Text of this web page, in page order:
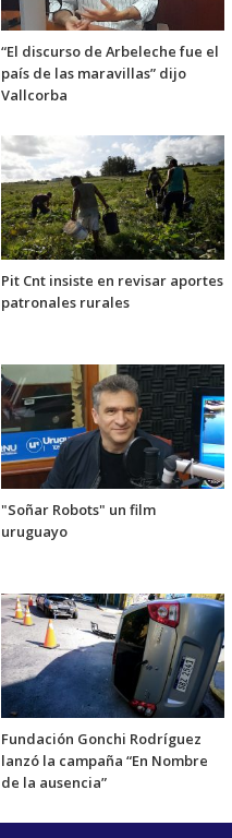
“El discurso de Arbeleche fue el
país de las maravillas” dijo
Vallcorba
Pit Cnt insiste en revisar aportes
patronales rurales
"Soñar Robots" un film
uruguayo
Fundación Gonchi Rodríguez
lanzó la campaña “En Nombre
de la ausencia”